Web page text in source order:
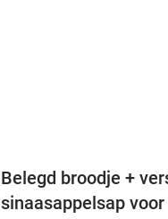
Belegd broodje +
sinaasappelsap